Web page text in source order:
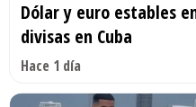
Dólar y euro estables
divisas en Cuba
Hace 1 día